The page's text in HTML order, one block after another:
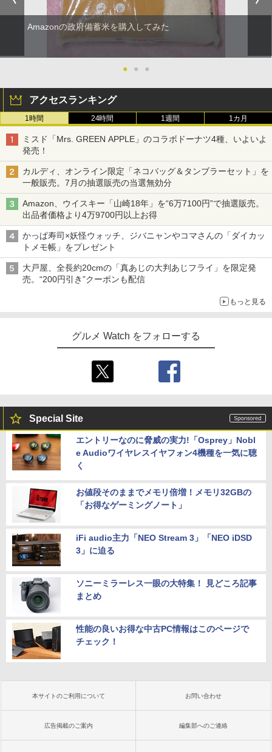
Amazonの政府備蓄米を購入してみた
● ● ●
アクセスランキング
1時間 24時間 1週間 1カ月
ミスド「Mrs. GREEN APPLE」のコラボドーナツ4種、いよいよ
発売！
カルディ、オンライン限定「ネコバッグ＆タンブラーセット」を
一般販売。7月の抽選販売の当選無効分
Amazon、ウイスキー「山崎18年」を“6万7100円”で抽選販売。
出品者価格より4万9700円以上お得
かっぱ寿司×妖怪ウォッチ、ジバニャンやコマさんの「ダイカッ
トメモ帳」をプレゼント
大戸屋、全長約20cmの「真あじの大判あじフライ」を限定発
売。“200円引き”クーポンも配信
もっと見る
グルメ Watch をフォローする
Special Site
エントリーなのに脅威の実力!「Osprey」Nobl
e Audioワイヤレスイヤフォン4機種を一気に聴
く
お値段そのままでメモリ倍増！メモリ32GBの
「お得なゲーミングノート」
iFi audio主力「NEO Stream 3」「NEO iDSD
3」に迫る
ソニーミラーレス一眼の大特集！ 見どころ記事
まとめ
性能の良いお得な中古PC情報はこのページで
チェック！
本サイトのご利用について お問い合わせ
広告掲載のご案内 編集部へのご連絡